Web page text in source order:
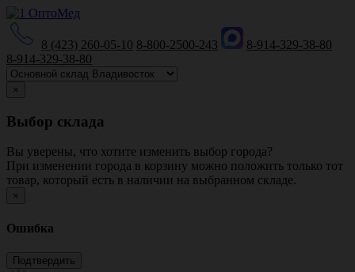
8 (423) 260-05-10 8-800-2500-243
8-914-329-38-80
8-914-329-38-80
×
Выбор склада
Вы уверены, что хотите изменить выбор города?
При изменении города в корзину можно положить только тот
товар, который есть в наличии на выбранном складе.
×
Ошибка